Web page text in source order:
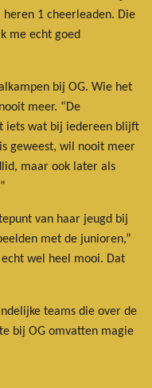
heren 1 cheerleaden. Die
me echt goed
bij OG. Wie het
meer. “De
iets wat bij iedereen blijft
geweest, wil nooit meer
maar ook later als
van haar jeugd bij
met de junioren,”
wel heel mooi. Dat
teams die over de
bij OG omvatten magie